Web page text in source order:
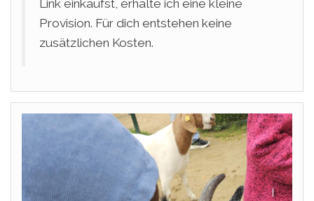
Link einkaufst, erhalte ich eine kleine
Provision. Für dich entstehen keine
zusätzlichen Kosten.